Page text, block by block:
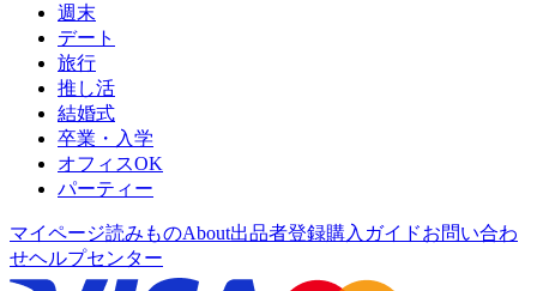
週末
デート
旅行
推し活
結婚式
卒業・入学
オフィスOK
パーティー
マイページ読みものAbout出品者登録購入ガイドお問い合わ
せヘルプセンター